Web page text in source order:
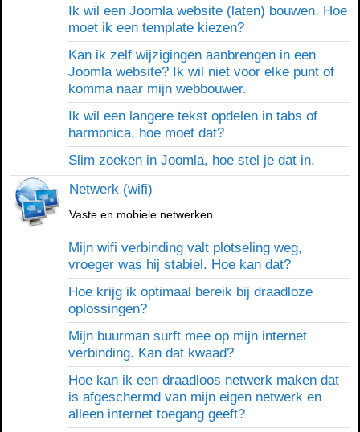
Ik wil een Joomla website (laten) bouwen. Hoe
moet ik een template kiezen?
Kan ik zelf wijzigingen aanbrengen in een
Joomla website? Ik wil niet voor elke punt of
komma naar mijn webbouwer.
Ik wil een langere tekst opdelen in tabs of
harmonica, hoe moet dat?
Slim zoeken in Joomla, hoe stel je dat in.
Netwerk (wifi)
Vaste en mobiele netwerken
Mijn wifi verbinding valt plotseling weg,
vroeger was hij stabiel. Hoe kan dat?
Hoe krijg ik optimaal bereik bij draadloze
oplossingen?
Mijn buurman surft mee op mijn internet
verbinding. Kan dat kwaad?
Hoe kan ik een draadloos netwerk maken dat
is afgeschermd van mijn eigen netwerk en
alleen internet toegang geeft?